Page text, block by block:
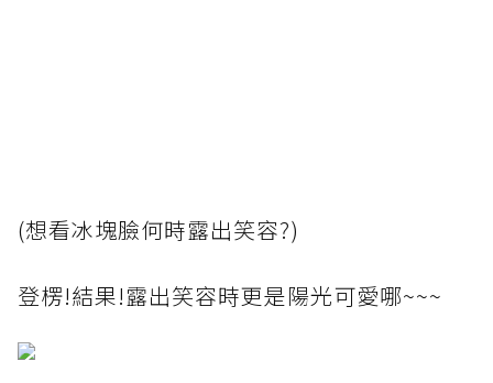
(想看冰塊臉何時露出笑容?)
登楞!結果!露出笑容時更是陽光可愛哪~~~